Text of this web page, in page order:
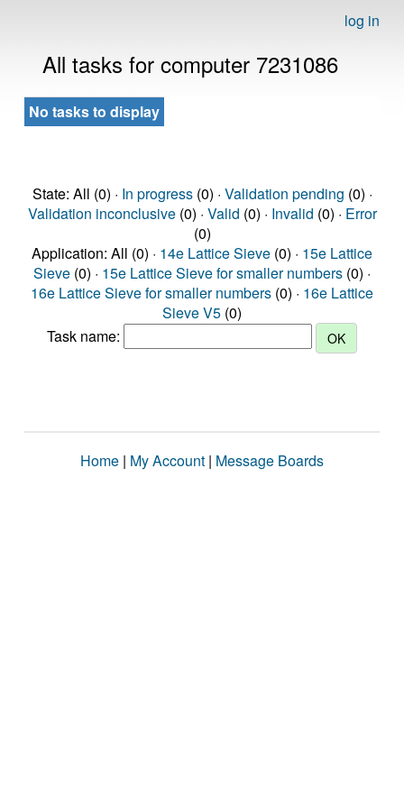
log in
All tasks for computer 7231086
No tasks to display
State: All (0) · In progress(0) · Validation pending (0) ·
Validation inconclusive(0) · Valid (0) · Invalid (0) · Error
(0)
Application: All (0) · 14e Lattice Sieve (0) · 15e Lattice
Sieve (0) · 15e Lattice Sieve for smaller numbers (0) ·
16e Lattice Sieve for smaller numbers (0) · 16e Lattice
Sieve V5 (0)
Task name:
Home | My Account | Message Boards